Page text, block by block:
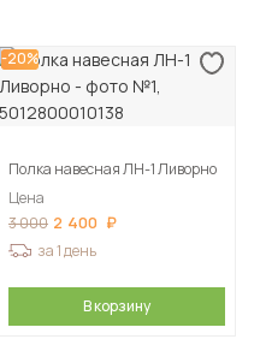
-20%
Полка навесная ЛН-1 Ливорно
Цена
3 000 2 400
за 1 день
В корзину